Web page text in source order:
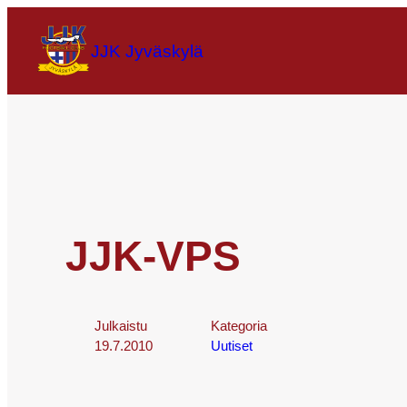
JJK Jyväskylä
JJK-VPS
Julkaistu
19.7.2010
Kategoria
Uutiset